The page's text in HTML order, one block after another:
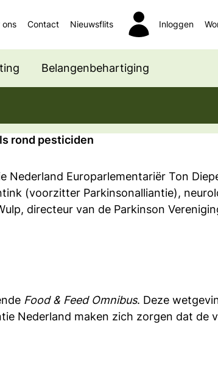
Belangenbehartiging
ons Contact Nieuwsflits Inloggen
rond pesticiden
Nederland Europarlementariër Ton
(voorzitter Parkinsonalliantie),
directeur van de Parkinson
Food & Feed Omnibus. Deze
Nederland maken zich zorgen dat de